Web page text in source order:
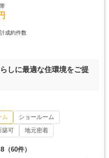
成約件数
しに最適な住環境をご提
ム
ショールーム
築可 地元密着
（60件）